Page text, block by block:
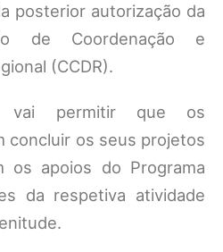
posterior autorização da
de Coordenação e
(CCDR).
vai permitir que os
concluir os seus projetos
os apoios do Programa
da respetiva atividade